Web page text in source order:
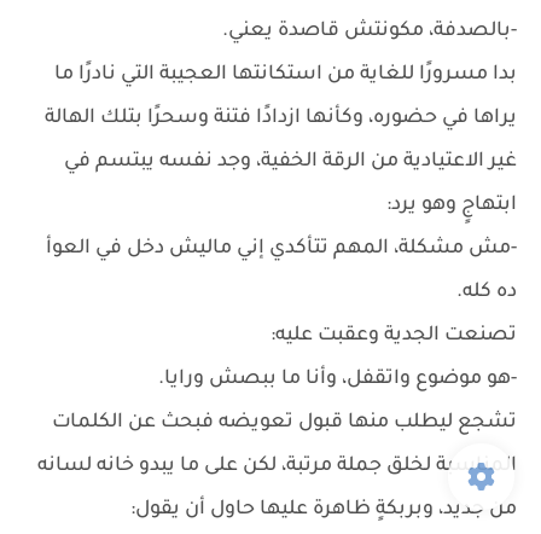
-بالصدفة، مكونتش قاصدة يعني.
بدا مسرورًا للغاية من استكانتها العجيبة التي نادرًا ما
يراها في حضوره، وكأنها ازدادًا فتنة وسحرًا بتلك الهالة
غير الاعتيادية من الرقة الخفية، وجد نفسه يبتسم في
ابتهاجٍ وهو يرد:
-مش مشكلة، المهم تتأكدي إني ماليش دخل في العوأ
ده كله.
تصنعت الجدية وعقبت عليه:
-هو موضوع واتقفل، وأنا ما ببصش ورايا.
تشجع ليطلب منها قبول تعويضه فبحث عن الكلمات
المناسبة لخلق جملة مرتبة، لكن على ما يبدو خانه لسانه
من جديد، وبربكةٍ ظاهرة عليها حاول أن يقول: